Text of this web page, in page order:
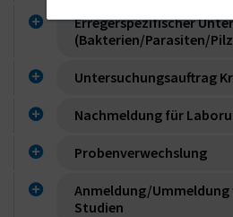
Erregerspezifischer
(Bakterien/Parasiten/
Untersuchungsauftrag
Nachmeldung für
Probenverwechslung
Anmeldung/
Studien